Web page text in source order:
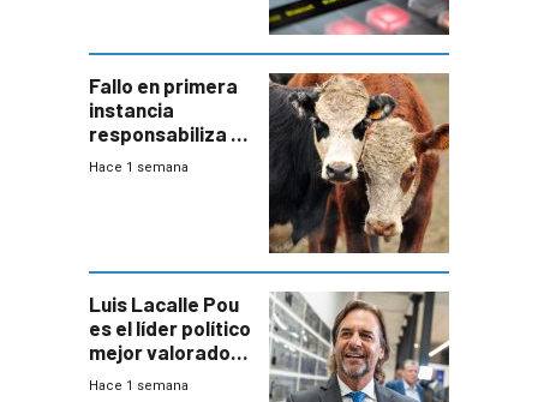
Fallo en primera
instancia
responsabiliza al
Estado por falta
Hace 1 semana
Luis Lacalle Pou
es el líder político
mejor valorado
del país, según
Hace 1 semana